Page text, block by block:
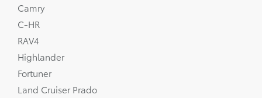
Camry
C-HR
RAV4
Highlander
Fortuner
Land Cruiser Prado